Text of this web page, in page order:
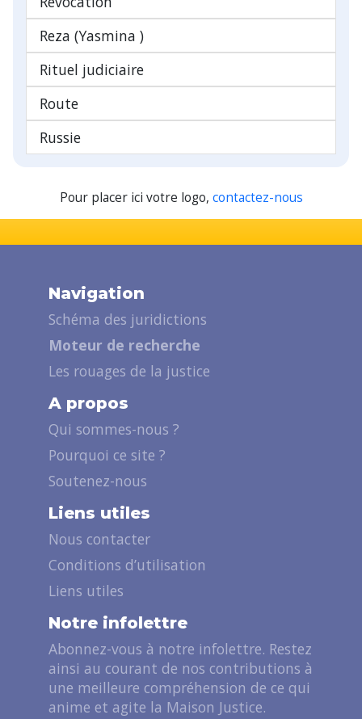
Reza (Yasmina )
Rituel judiciaire
Route
Russie
Pour placer ici votre logo, contactez-nous
Navigation
Schéma des juridictions
Moteur de recherche
Les rouages de la justice
A propos
Qui sommes-nous ?
Pourquoi ce site ?
Soutenez-nous
Liens utiles
Nous contacter
Conditions d’utilisation
Liens utiles
Notre infolettre
Abonnez-vous à notre infolettre. Restez
ainsi au courant de nos contributions à
une meilleure compréhension de ce qui
anime et agite la Maison Justice.